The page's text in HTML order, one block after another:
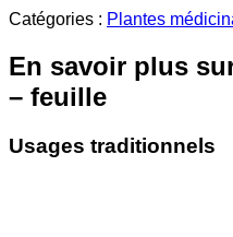
douce
bio
feuille
Catégories : Plantes
En savoir plus
– feuille
Usages traditionnels